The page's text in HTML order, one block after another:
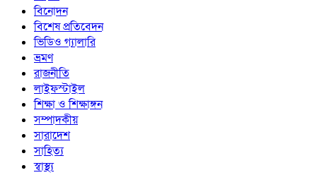
বিনোদন
বিশেষ প্রতিবেদন
ভিডিও গ্যালারি
ভ্রমণ
রাজনীতি
লাইফস্টাইল
শিক্ষা ও শিক্ষাঙ্গন
সম্পাদকীয়
সারাদেশ
সাহিত্য
স্বাস্থ্য